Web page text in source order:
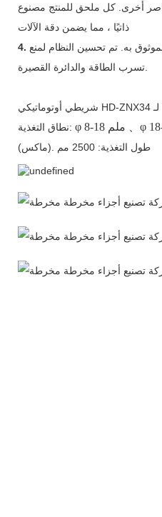
أخرى. كل ملحق للمنتج مصنوع
ذاتيًا ، مما يضمن دقة الآلات
4. به. تم تحسين النظام لمنع
نطاق التغذية: φ 、φ
(ماكس). طول التغذية: 2500 مم